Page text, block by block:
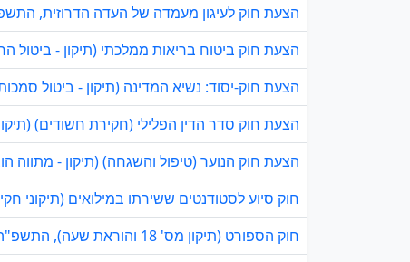
הצעת חוק לעיגון מעמדה של העדה הדרוזית, התשפ"ג-
הצעת חוק ביטוח בריאות ממלכתי (תיקון - ביטול
הצעת חוק-יסוד: נשיא המדינה (תיקון - ביטול
הצעת חוק סדר הדין הפלילי (חקירת חשודים)
הצעת חוק הנוער (טיפול והשגחה) (תיקון - מתווה
חוק סיוע לסטודנטים ששירתו במילואים (תיקוני
חוק הספורט (תיקון מס' 18 והוראת שעה), התשפ"ה–2025